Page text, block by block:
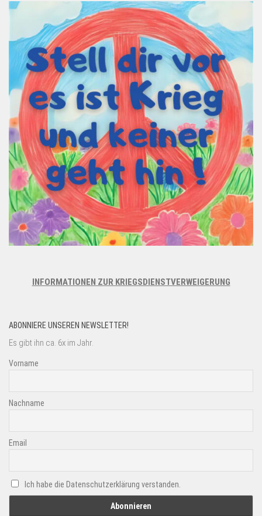
INFORMATIONEN ZUR KRIEGSDIENSTVERWEIGERUNG
ABONNIERE UNSEREN NEWSLETTER!
Es gibt ihn ca. 6x im Jahr.
Vorname
Nachname
Email
Ich habe die Datenschutzerklärung verstanden.